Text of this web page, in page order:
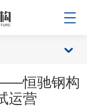
恒驰钢构
运营